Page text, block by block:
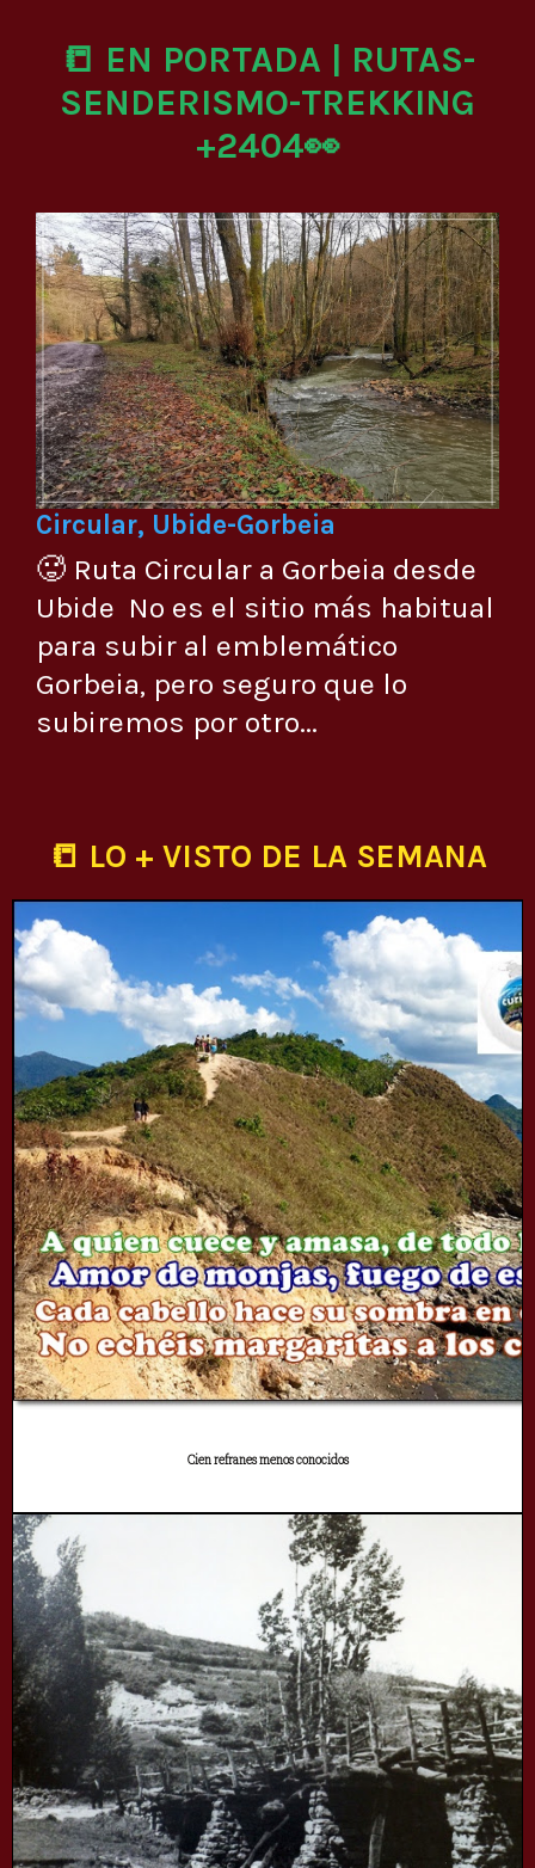
📒 EN PORTADA | RUTAS-
SENDERISMO-TREKKING
+2404👀
Circular, Ubide-Gorbeia
🥵 Ruta Circular a Gorbeia desde
Ubide No es el sitio más habitual
para subir al emblemático
Gorbeia, pero seguro que lo
subiremos por otro...
📒 LO + VISTO DE LA SEMANA
Cien refranes menos conocidos